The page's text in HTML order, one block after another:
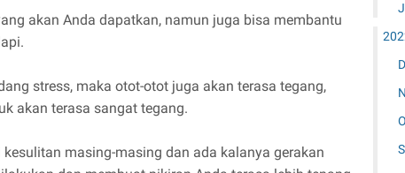
akan Anda dapatkan, namun juga bisa membantu
stress, maka otot-otot juga akan terasa tegang,
akan terasa sangat tegang.
masing-masing dan ada kalanya gerakan